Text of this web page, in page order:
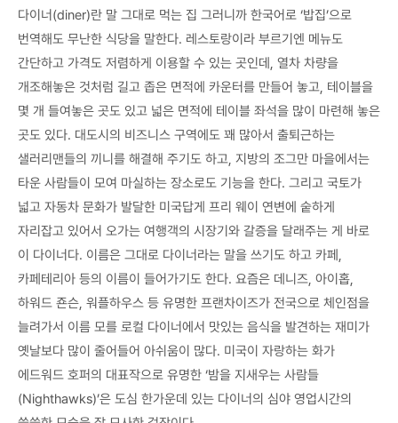
다이너(diner)란 말 그대로 먹는 집 그러니까 한국어로 ‘밥집’으로
번역해도 무난한 식당을 말한다. 레스토랑이라 부르기엔 메뉴도
간단하고 가격도 저렴하게 이용할 수 있는 곳인데, 열차 차량을
개조해놓은 것처럼 길고 좁은 면적에 카운터를 만들어 놓고, 테이블을
몇 개 들여놓은 곳도 있고 넓은 면적에 테이블 좌석을 많이 마련해 놓은
곳도 있다. 대도시의 비즈니스 구역에도 꽤 많아서 출퇴근하는
샐러리맨들의 끼니를 해결해 주기도 하고, 지방의 조그만 마을에서는
타운 사람들이 모여 마실하는 장소로도 기능을 한다. 그리고 국토가
넓고 자동차 문화가 발달한 미국답게 프리 웨이 연변에 숱하게
자리잡고 있어서 오가는 여행객의 시장기와 갈증을 달래주는 게 바로
이 다이너다. 이름은 그대로 다이너라는 말을 쓰기도 하고 카페,
카페테리아 등의 이름이 들어가기도 한다. 요즘은 데니즈, 아이홉,
하워드 죤슨, 워플하우스 등 유명한 프랜차이즈가 전국으로 체인점을
늘려가서 이름 모를 로컬 다이너에서 맛있는 음식을 발견하는 재미가
옛날보다 많이 줄어들어 아쉬움이 많다. 미국이 자랑하는 화가
에드워드 호퍼의 대표작으로 유명한 ‘밤을 지새우는 사람들
(Nighthawks)’은 도심 한가운데 있는 다이너의 심야 영업시간의